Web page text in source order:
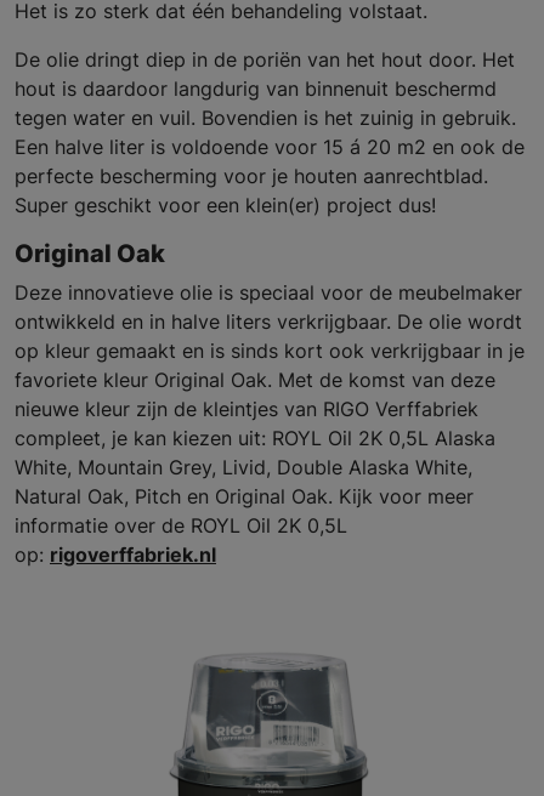
Het is zo sterk dat één behandeling volstaat.
De olie dringt diep in de poriën van het hout door. Het
hout is daardoor langdurig van binnenuit beschermd
tegen water en vuil. Bovendien is het zuinig in gebruik.
Een halve liter is voldoende voor 15 á 20 m2 en ook de
perfecte bescherming voor je houten aanrechtblad.
Super geschikt voor een klein(er) project dus!
Original Oak
Deze innovatieve olie is speciaal voor de meubelmaker
ontwikkeld en in halve liters verkrijgbaar. De olie wordt
op kleur gemaakt en is sinds kort ook verkrijgbaar in je
favoriete kleur Original Oak. Met de komst van deze
nieuwe kleur zijn de kleintjes van RIGO Verffabriek
compleet, je kan kiezen uit: ROYL Oil 2K 0,5L Alaska
White, Mountain Grey, Livid, Double Alaska White,
Natural Oak, Pitch en Original Oak. Kijk voor meer
informatie over de ROYL Oil 2K 0,5L
op: rigoverffabriek.nl